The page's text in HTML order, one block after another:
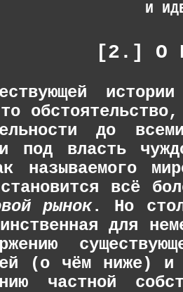
И
[2.] О
до
под власть
называемого
всё
рынок. Но
для
(о чём ниже) и
частной